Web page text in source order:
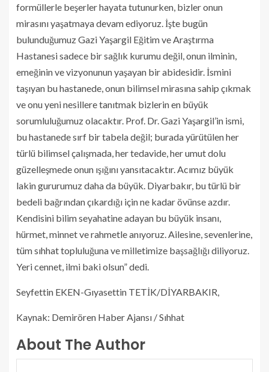
formüllerle beşerler hayata tutunurken, bizler onun
mirasını yaşatmaya devam ediyoruz. İşte bugün
bulunduğumuz Gazi Yaşargil Eğitim ve Araştırma
Hastanesi sadece bir sağlık kurumu değil, onun ilminin,
emeğinin ve vizyonunun yaşayan bir abidesidir. İsmini
taşıyan bu hastanede, onun bilimsel mirasına sahip çıkmak
ve onu yeni nesillere tanıtmak bizlerin en büyük
sorumluluğumuz olacaktır. Prof. Dr. Gazi Yaşargil’in ismi,
bu hastanede sırf bir tabela değil; burada yürütülen her
türlü bilimsel çalışmada, her tedavide, her umut dolu
güzelleşmede onun ışığını yansıtacaktır. Acımız büyük
lakin gururumuz daha da büyük. Diyarbakır, bu türlü bir
bedeli bağrından çıkardığı için ne kadar övünse azdır.
Kendisini bilim seyahatine adayan bu büyük insanı,
hürmet, minnet ve rahmetle anıyoruz. Ailesine, sevenlerine,
tüm sıhhat topluluğuna ve milletimize başsağlığı diliyoruz.
Yeri cennet, ilmi baki olsun” dedi.
Seyfettin EKEN-Gıyasettin TETİK/DİYARBAKIR,
Kaynak: Demirören Haber Ajansı / Sıhhat
About The Author